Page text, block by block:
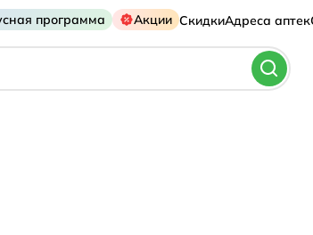
программа Акции СкидкиАдреса аптек